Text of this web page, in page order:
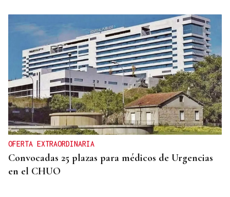
OFERTA EXTRAORDINARIA
Convocadas 25 plazas para médicos de Urgencias
en el CHUO